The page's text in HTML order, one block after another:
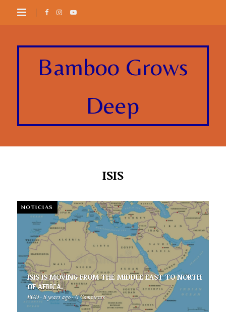
Bamboo Grows
Deep
ISIS
NOTICIAS
ISIS IS MOVING FROM THE MIDDLE EAST TO NORTH
OF AFRICA.
BGD · 8 years ago · 0 Comments